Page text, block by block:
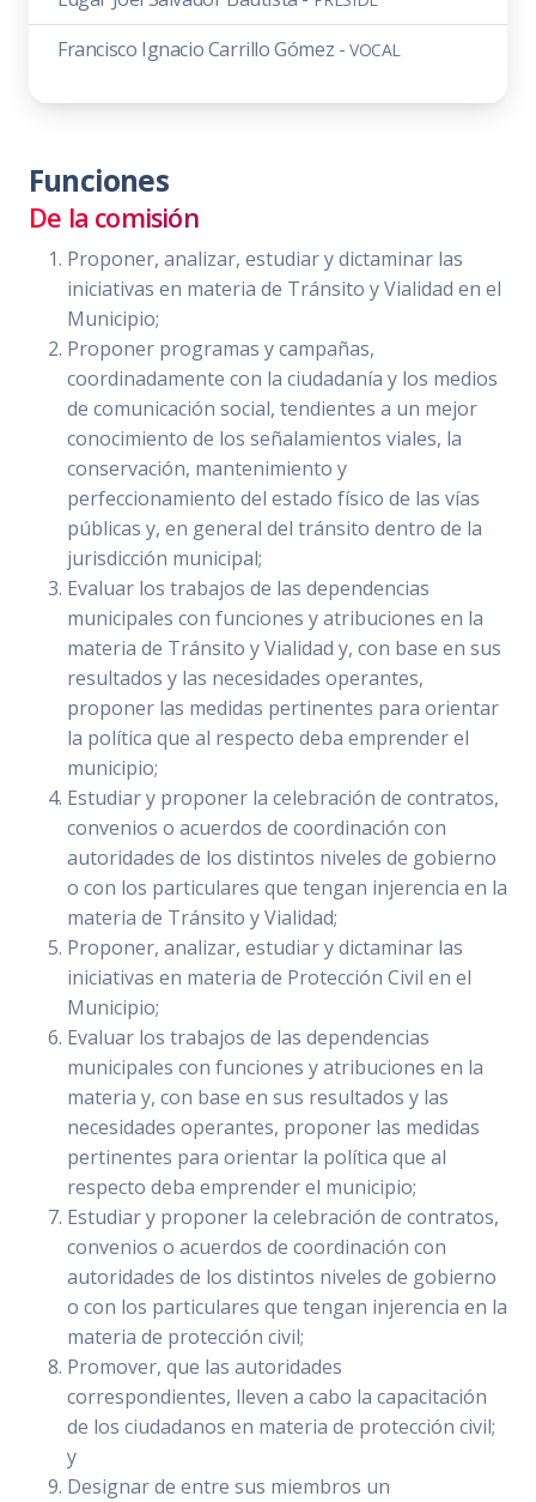
Francisco Ignacio Carrillo Gómez - VOCAL
Funciones
De la comisión
Proponer, analizar, estudiar y dictaminar las
iniciativas en materia de Tránsito y Vialidad en el
Municipio;
Proponer programas y campañas,
coordinadamente con la ciudadanía y los medios
de comunicación social, tendientes a un mejor
conocimiento de los señalamientos viales, la
conservación, mantenimiento y
perfeccionamiento del estado físico de las vías
públicas y, en general del tránsito dentro de la
jurisdicción municipal;
Evaluar los trabajos de las dependencias
municipales con funciones y atribuciones en la
materia de Tránsito y Vialidad y, con base en sus
resultados y las necesidades operantes,
proponer las medidas pertinentes para orientar
la política que al respecto deba emprender el
municipio;
Estudiar y proponer la celebración de contratos,
convenios o acuerdos de coordinación con
autoridades de los distintos niveles de gobierno
o con los particulares que tengan injerencia en la
materia de Tránsito y Vialidad;
Proponer, analizar, estudiar y dictaminar las
iniciativas en materia de Protección Civil en el
Municipio;
Evaluar los trabajos de las dependencias
municipales con funciones y atribuciones en la
materia y, con base en sus resultados y las
necesidades operantes, proponer las medidas
pertinentes para orientar la política que al
respecto deba emprender el municipio;
Estudiar y proponer la celebración de contratos,
convenios o acuerdos de coordinación con
autoridades de los distintos niveles de gobierno
o con los particulares que tengan injerencia en la
materia de protección civil;
Promover, que las autoridades
correspondientes, lleven a cabo la capacitación
de los ciudadanos en materia de protección civil;
y
Designar de entre sus miembros un